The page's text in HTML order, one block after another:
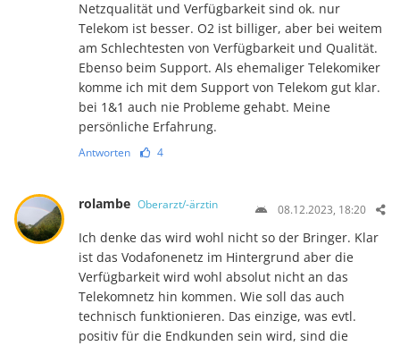
Netzqualität und Verfügbarkeit sind ok. nur
Telekom ist besser. O2 ist billiger, aber bei weitem
am Schlechtesten von Verfügbarkeit und Qualität.
Ebenso beim Support. Als ehemaliger Telekomiker
komme ich mit dem Support von Telekom gut klar.
bei 1&1 auch nie Probleme gehabt. Meine
persönliche Erfahrung.
Antworten 4
rolambe Oberarzt/-ärztin 08.12.2023, 18:20
Ich denke das wird wohl nicht so der Bringer. Klar
ist das Vodafonenetz im Hintergrund aber die
Verfügbarkeit wird wohl absolut nicht an das
Telekomnetz hin kommen. Wie soll das auch
technisch funktionieren. Das einzige, was evtl.
positiv für die Endkunden sein wird, sind die